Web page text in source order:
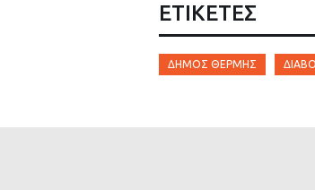
ΕΤΙΚΈΤΕΣ
ΔΉΜΟΣ ΘΈΡΜΗΣ